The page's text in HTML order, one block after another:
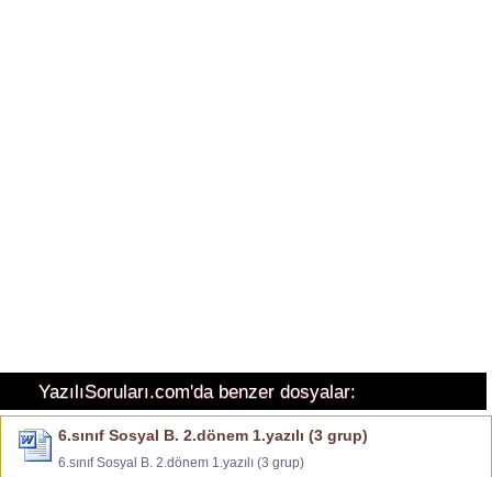
YazılıSoruları.com'da benzer dosyalar:
6.sınıf Sosyal B. 2.dönem 1.yazılı (3 grup)
6.sınıf Sosyal B. 2.dönem 1.yazılı (3 grup)